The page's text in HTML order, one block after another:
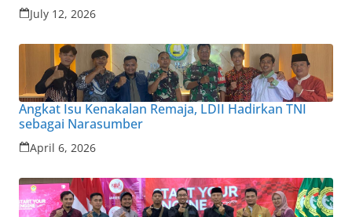
July 12, 2026
Angkat Isu Kenakalan Remaja, LDII Hadirkan TNI
sebagai Narasumber
April 6, 2026